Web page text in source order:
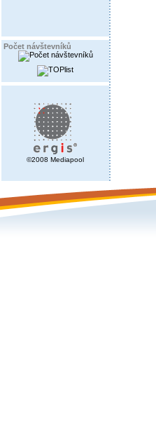
Počet návštevníků
©2008 Mediapool